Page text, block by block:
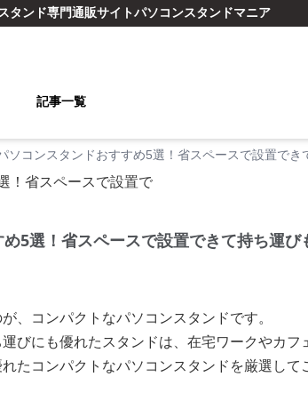
タンド専門通販サイトパソコンスタンドマニア
記事一覧
ソコンスタンドおすすめ5選！省スペースで設置でき
5選！省スペースで設置できて持ち運び
、コンパクトなパソコンスタンドです。
びにも優れたスタンドは、在宅ワークやカフ
たコンパクトなパソコンスタンドを厳選して